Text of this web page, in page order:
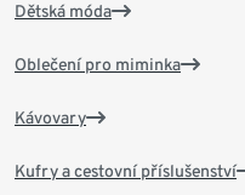
Dětská móda
Oblečení pro miminka
Kávovary
Kufry a cestovní příslušenství